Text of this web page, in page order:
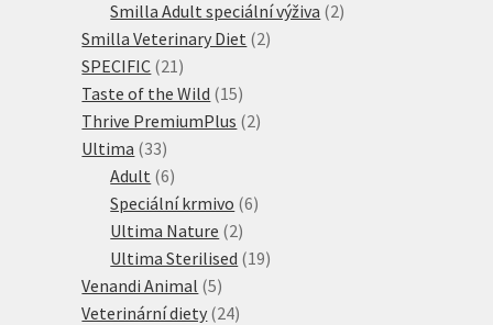
produkty
Smilla Adult speciální výživa 22
Smilla Veterinary Diet 22
SPECIFIC 21 21
produktů
Taste of the Wild 1515
produktů
Thrive PremiumPlus 22
Ultima 3333
produktů
Adult 66
produktů
Speciální krmivo 66
Ultima Nature 22
produkty
Ultima Sterilised 1919
Venandi Animal 55
produktů
Veterinární diety 2424